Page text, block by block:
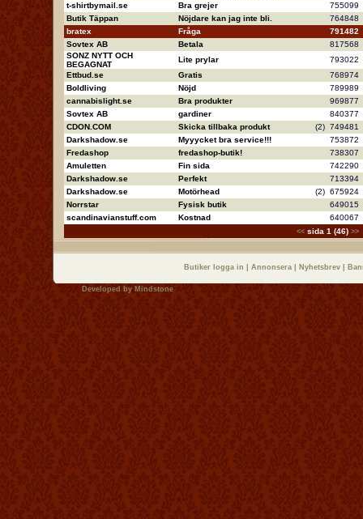
t-shirtbymail.se
Bra grejer
755099
Butik Täppan
Nöjdare kan jag inte bli.
764848
bratex
Fråga
791482
Sovtex AB
Betala
817568
SONZ NYTT OCH
BEGAGNAT
Lite prylar
793022
Ettbud.se
Gratis
768974
Boldliving
Nöjd
789989
cannabislight.se
Bra produkter
969877
Sovtex AB
gardiner
840377
CDON.COM
Skicka tillbaka produkt (2) 749481
Darkshadow.se
Myyycket bra service!!!
753872
Fredashop
fredashop-butik!
738307
Amuletten
Fin sida
742290
Darkshadow.se
Perfekt
713394
Darkshadow.se
Motörhead (2) 675924
Norrstar
Fysisk butik
649015
scandinavianstuff.com
Kostnad 640067
<< sida 1 (46) >>
Butiker logga in Annonsera Nyhetsbrev
Developed by Mindstone